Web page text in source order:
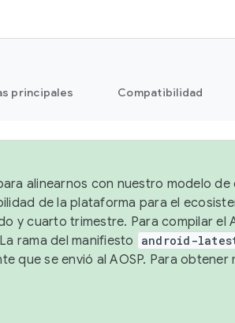
principales Compatibilidad
alinearnos con nuestro modelo de
de la plataforma para el
y cuarto trimestre. Para compilar el
rama del manifiesto android-
que se envió al AOSP. Para